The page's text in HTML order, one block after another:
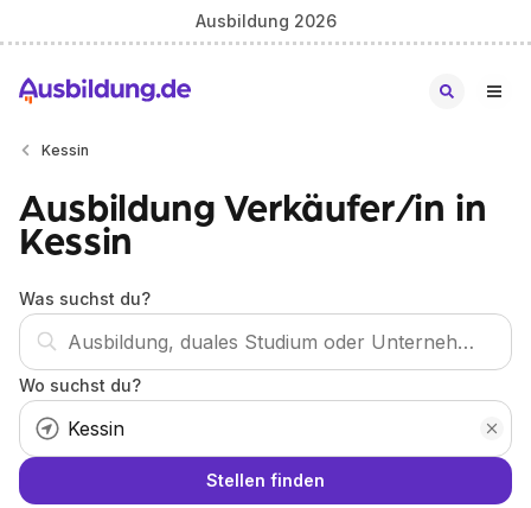
Ausbildung 2026
Kessin
Ausbildung Verkäufer/in in
Kessin
Was suchst du?
Wo suchst du?
Stellen finden